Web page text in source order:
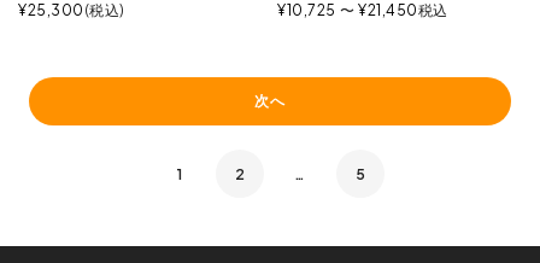
¥25,300 税込
¥10,725 〜 ¥21,450税込
次へ
1 2 … 5